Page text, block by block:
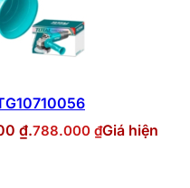
₫.788.000 ₫Giá hiện